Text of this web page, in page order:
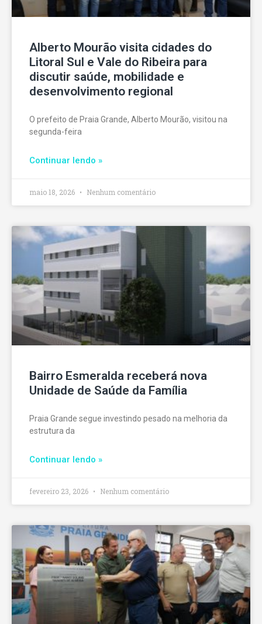
Alberto Mourão visita cidades do
Litoral Sul e Vale do Ribeira para
discutir saúde, mobilidade e
desenvolvimento regional
O prefeito de Praia Grande, Alberto Mourão, visitou na
segunda-feira
Continuar lendo »
maio 18, 2026 Nenhum comentário
Bairro Esmeralda receberá nova
Unidade de Saúde da Família
Praia Grande segue investindo pesado na melhoria da
estrutura da
Continuar lendo »
fevereiro 23, 2026 Nenhum comentário